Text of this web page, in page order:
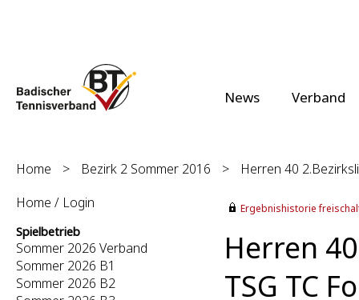
News Verband
Home > Bezirk 2 Sommer 2016 >
Herren 40
Home / Login
Spielbetrieb
Sommer 2026 Verband
Sommer 2026 B1
Sommer 2026 B2
Ergebnishistorie
Herren
TSG TC